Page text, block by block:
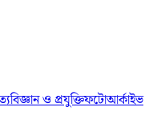
বিজ্ঞান ও প্রযুক্তিফটোআর্কাইভ